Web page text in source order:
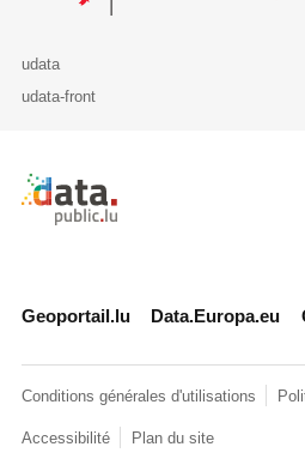
udata
udata-front
Retour à l'accueil de
Geoportail.lu Data.Europa.eu
Conditions générales d'utilisations
Accessibilité Plan du site